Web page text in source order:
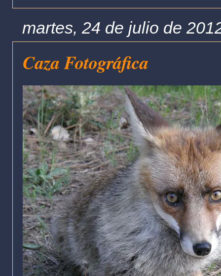
martes, 24 de julio de
Caza Fotográfica